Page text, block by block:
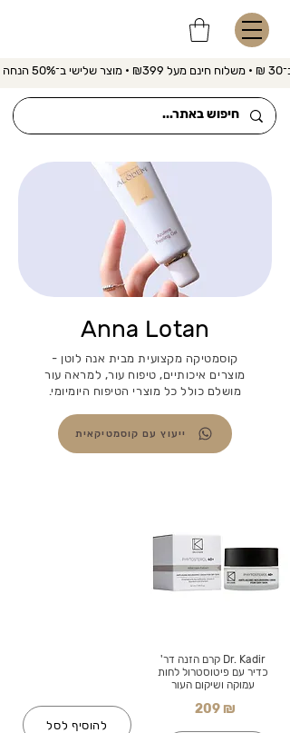
הנחה
Anna Lotan
קוסמטיקה מקצועית מבית אנה לוטן -
מוצרים איכותיים, טיפוח עור, למראה עור
מושלם כולל כל מוצרי הטיפוח היומיומי.
ייעוץ עם קוסמטיקאית
להוסיף לסל
Dr. Kadir קרם הזנה דר'
כדיר עם פיטוסטרול לחות
עמוקה ושיקום העור
209 ₪